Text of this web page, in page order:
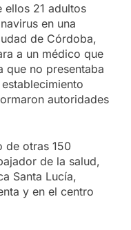
ellos 21 adultos
en una
de Córdoba,
a un médico que
que no presentaba
autoridades
de otras 150
de la salud,
Santa Lucía,
y en el centro